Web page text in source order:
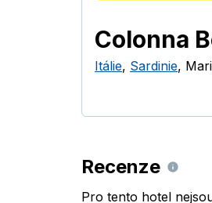
Colonna
Itálie, Sardinie,
Recenze
Pro tento hotel